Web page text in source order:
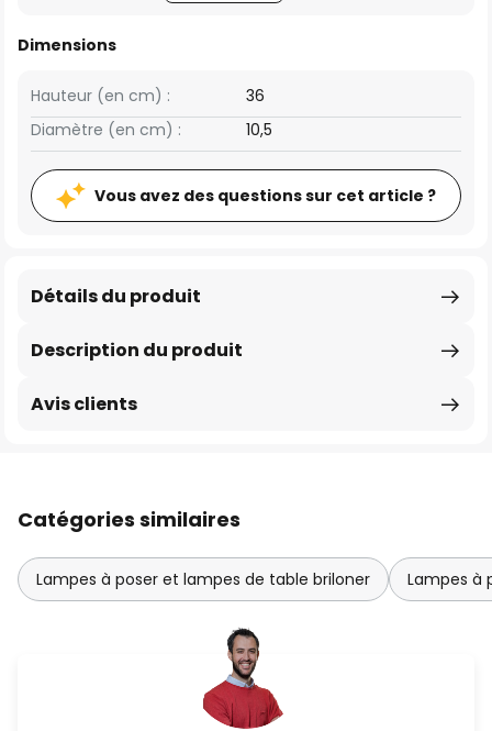
Dimensions
Hauteur (en cm) :
36
Diamètre (en cm) :
10,5
Vous avez des questions sur cet article ?
Description du produit
Détails du produit
Avis clients
Catégories similaires
Lampes à poser et lampes de table briloner Lampes à